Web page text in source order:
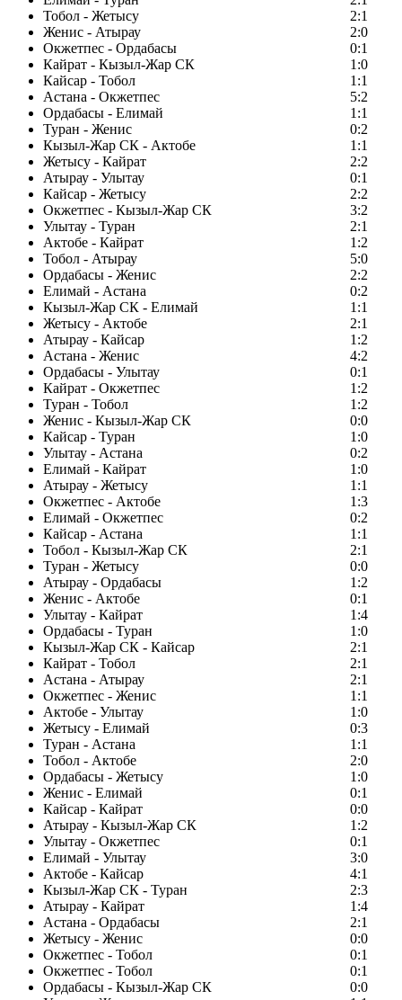
Тобол - Жетысу
2:1
Женис - Атырау
2:0
Окжетпес - Ордабасы
0:1
Кайрат - Кызыл-Жар СК
1:0
Кайсар - Тобол
1:1
Астана - Окжетпес
5:2
Ордабасы - Елимай
1:1
Туран - Женис
0:2
Кызыл-Жар СК - Актобе
1:1
Жетысу - Кайрат
2:2
Атырау - Улытау
0:1
Кайсар - Жетысу
2:2
Окжетпес - Кызыл-Жар СК
3:2
Улытау - Туран
2:1
Актобе - Кайрат
1:2
Тобол - Атырау
5:0
Ордабасы - Женис
2:2
Елимай - Астана
0:2
Кызыл-Жар СК - Елимай
1:1
Жетысу - Актобе
2:1
Атырау - Кайсар
1:2
Астана - Женис
4:2
Ордабасы - Улытау
0:1
Кайрат - Окжетпес
1:2
Туран - Тобол
1:2
Женис - Кызыл-Жар СК
0:0
Кайсар - Туран
1:0
Улытау - Астана
0:2
Елимай - Кайрат
1:0
Атырау - Жетысу
1:1
Окжетпес - Актобе
1:3
Елимай - Окжетпес
0:2
Кайсар - Астана
1:1
Тобол - Кызыл-Жар СК
2:1
Туран - Жетысу
0:0
Атырау - Ордабасы
1:2
Женис - Актобе
0:1
Улытау - Кайрат
1:4
Ордабасы - Туран
1:0
Кызыл-Жар СК - Кайсар
2:1
Кайрат - Тобол
2:1
Астана - Атырау
2:1
Окжетпес - Женис
1:1
Актобе - Улытау
1:0
Жетысу - Елимай
0:3
Туран - Астана
1:1
Тобол - Актобе
2:0
Ордабасы - Жетысу
1:0
Женис - Елимай
0:1
Кайсар - Кайрат
0:0
Атырау - Кызыл-Жар СК
1:2
Улытау - Окжетпес
0:1
Елимай - Улытау
3:0
Актобе - Кайсар
4:1
Кызыл-Жар СК - Туран
2:3
Атырау - Кайрат
1:4
Астана - Ордабасы
2:1
Жетысу - Женис
0:0
Окжетпес - Тобол
0:1
Окжетпес - Тобол
0:1
Ордабасы - Кызыл-Жар СК
0:0